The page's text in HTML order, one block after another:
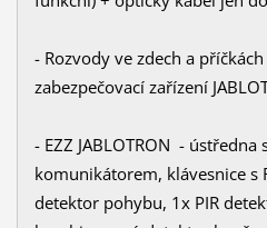
- Rozvody ve zdech a
zabezpečovací zařízení
- EZZ JABLOTRON - ústředna
komunikátorem, klávesnice s
detektor pohybu, 1x PIR